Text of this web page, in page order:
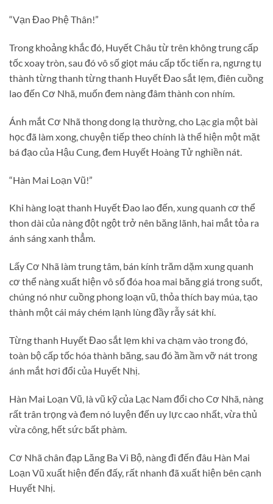
“Vạn Đao Phệ Thân!”
Trong khoảng khắc đó, Huyết Châu từ trên không trung cấp
tốc xoay tròn, sau đó vô số giọt máu cấp tốc tiến ra, ngưng tụ
thành từng thanh từng thanh Huyết Đao sắt lẹm, điên cuồng
lao đến Cơ Nhã, muốn đem nàng đâm thành con nhím.
Ánh mắt Cơ Nhã thong dong lạ thường, cho Lạc gia một bài
học đã làm xong, chuyện tiếp theo chính là thể hiện một mặt
bá đạo của Hậu Cung, đem Huyết Hoàng Tử nghiền nát.
“Hàn Mai Loạn Vũ!”
Khi hàng loạt thanh Huyết Đao lao đến, xung quanh cơ thể
thon dài của nàng đột ngột trở nên băng lãnh, hai mắt tỏa ra
ánh sáng xanh thẳm.
Lấy Cơ Nhã làm trung tâm, bán kính trăm dặm xung quanh
cơ thể nàng xuất hiện vô số đóa hoa mai băng giá trong suốt,
chúng nó như cuồng phong loạn vũ, thỏa thích bay múa, tạo
thành một cái máy chém lạnh lùng đầy rẫy sát khí.
Từng thanh Huyết Đao sắt lẹm khi va chạm vào trong đó,
toàn bộ cấp tốc hóa thành băng, sau đó ầm ầm vỡ nát trong
ánh mắt hơi đổi của Huyết Nhị.
Hàn Mai Loạn Vũ, là vũ kỹ của Lạc Nam đổi cho Cơ Nhã, nàng
rất trân trọng và đem nó luyện đến uy lực cao nhất, vừa thủ
vừa công, hết sức bất phàm.
Cơ Nhã chân đạp Lăng Ba Vi Bộ, nàng đi đến đâu Hàn Mai
Loạn Vũ xuất hiện đến đấy, rất nhanh đã xuất hiện bên cạnh
Huyết Nhị.